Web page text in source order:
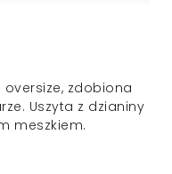
zdobiona
Uszyta z dzianiny
meszkiem.